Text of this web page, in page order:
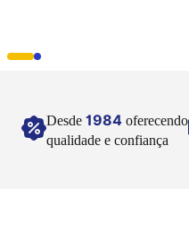
Desde 1984 oferecendo
qualidade e confiança